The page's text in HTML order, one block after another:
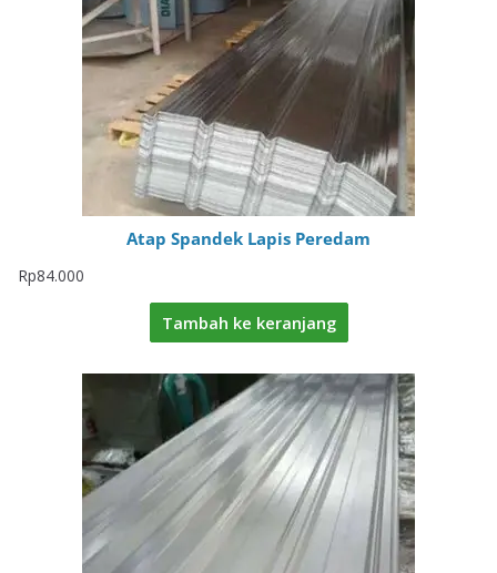
Atap Spandek Lapis Peredam
Rp84.000
Tambah ke keranjang